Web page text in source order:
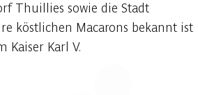
Thuillies sowie die Stadt
köstlichen Macarons bekannt ist
Kaiser Karl V.